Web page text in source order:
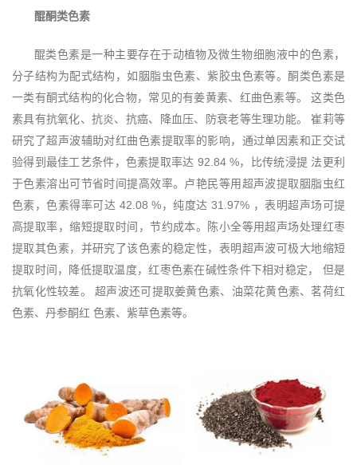
醌酮类色素
醌类色素是一种主要存在于动植物及微生物细胞液中的色素，
分子结构为配式结构，如胭脂虫色素、紫胶虫色素等。酮类色素是
一类有酮式结构的化合物，常见的有姜黄素、红曲色素等。 这类色
素具有抗氧化、抗炎、抗癌、降血压、防衰老等生理功能。 崔莉等
研究了超声波辅助对红曲色素提取率的影响，通过单因素和正交试
验得到最佳工艺条件，色素提取率达 92.84 %，比传统浸提 法更利
于色素溶出可节省时间提高效率。卢艳民等用超声波提取胭脂虫红
色素，色素得率可达 42.08 %，纯度达 31.97% ，表明超声场可提
高提取率，缩短提取时间，节约成本。陈小全等用超声场处理红枣
提取其色素，并研究了该色素的稳定性，表明超声波可极大地缩短
提取时间，降低提取温度，红枣色素在碱性条件下相对稳定， 但是
抗氧化性较差。 超声波还可提取姜黄色素、油菜花黄色素、茗荷红
色素、丹参酮红 色素、紫草色素等。